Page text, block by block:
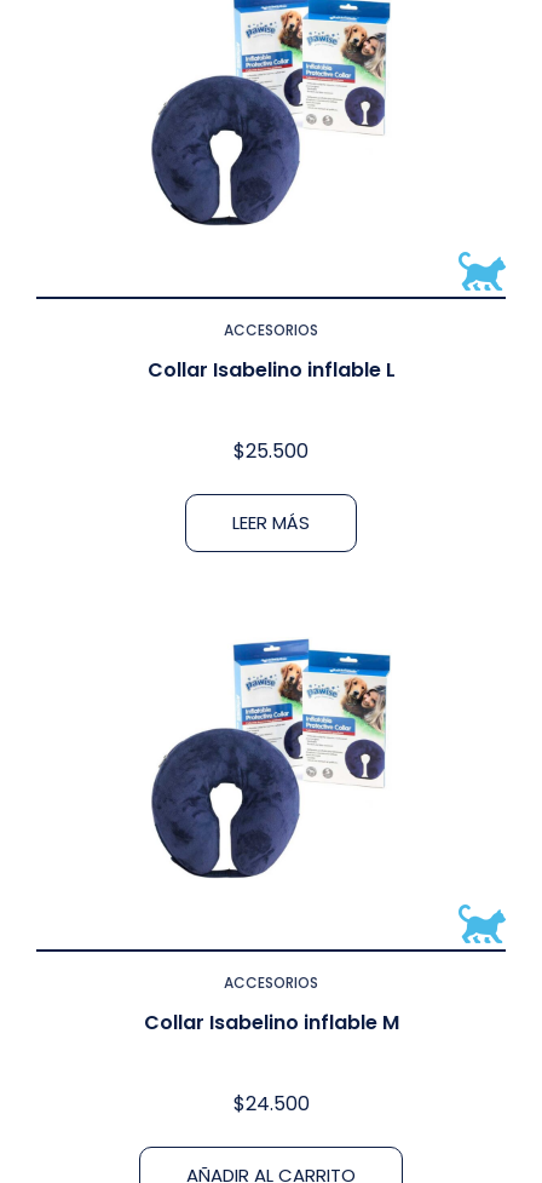
ACCESORIOS
Collar Isabelino inflable L
$25.500
LEER MÁS
ACCESORIOS
Collar Isabelino inflable M
$24.500
AÑADIR AL CARRITO